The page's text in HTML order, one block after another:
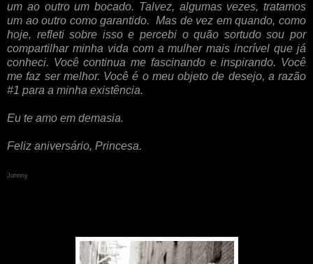
um ao outro um bocado. Talvez, algumas vezes, tratamos
um ao outro como garantido. Mas de vez em quando, como
hoje, refleti sobre isso e percebi o quão sortudo sou por
compartilhar minha vida com a mulher mais incrível que já
conheci. Você continua me fascinando e inspirando. Você
me faz ser melhor. Você é o meu objeto de desejo, a razão
#1 para a minha existência.
Eu te amo em demasia.
Feliz aniversário, Princesa.
Johnny